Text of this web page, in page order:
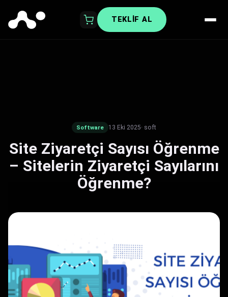
TEKLIF AL
Software 13 Eki 2025· soft
Site Ziyaretçi Sayısı Öğrenme
– Sitelerin Ziyaretçi Sayılarını
Öğrenme?